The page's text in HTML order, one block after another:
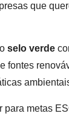
que
selo verde
fontes
para metas